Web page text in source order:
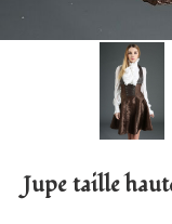
Jupe taille